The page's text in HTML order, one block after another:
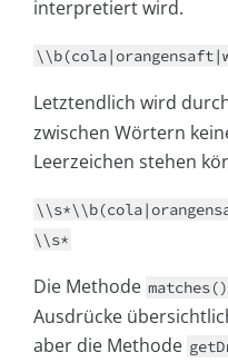
interpretiert wird.
Letztendlich wird
zwischen Wörtern
Leerzeichen stehen
\\s*
Die Methode matches()
Ausdrücke
aber die Methode